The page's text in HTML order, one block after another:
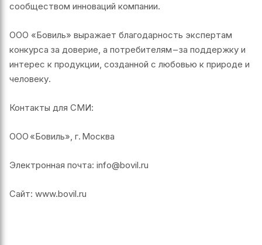
сообществом инноваций компании.
ООО «Бовиль» выражает благодарность экспертам
конкурса за доверие, а потребителям – за поддержку и
интерес к продукции, созданной с любовью к природе и
человеку.
Контакты для СМИ:
ООО «Бовиль», г. Москва
Электронная почта: info@bovil.ru
Сайт: www.bovil.ru